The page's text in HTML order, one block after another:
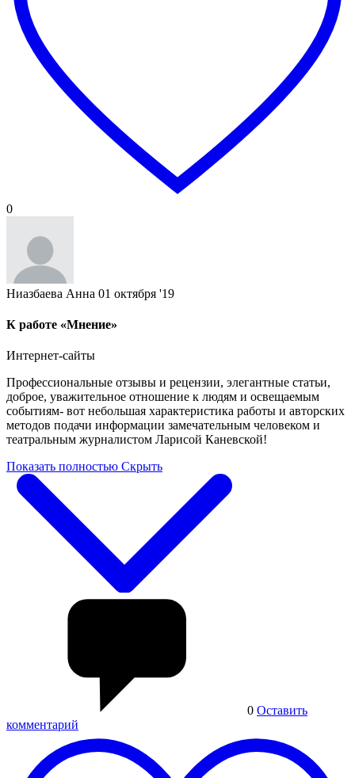
0
Ниазбаева Анна 01 октября '19
К работе «Мнение»
Интернет-сайты
Профессиональные отзывы и рецензии, элегантные статьи,
доброе, уважительное отношение к людям и освещаемым
событиям- вот небольшая характеристика работы и авторских
методов подачи информации замечательным человеком и
театральным журналистом Ларисой Каневской!
Показать полностью Скрыть
0 Оставить
комментарий